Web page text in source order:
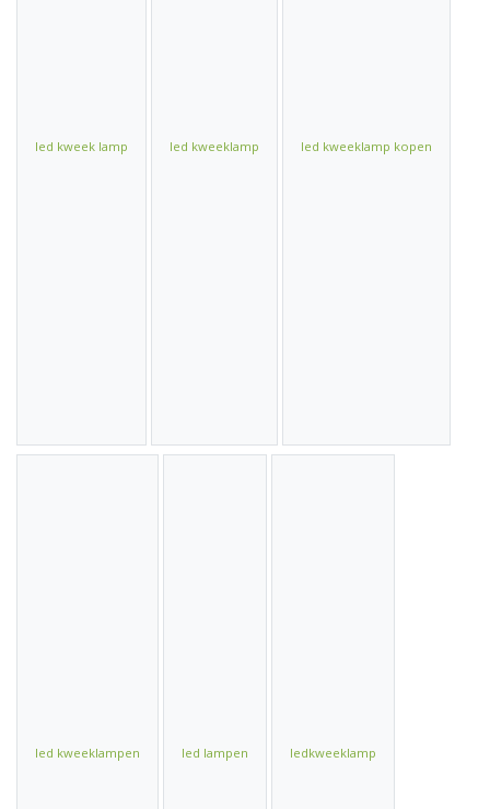
led kweek lamp led kweeklamp led kweeklamp kopen
led kweeklampen led lampen ledkweeklamp